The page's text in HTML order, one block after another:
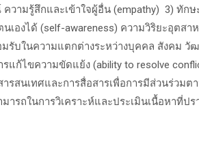
วามรู้สึกและเข้าใจผู้อื่น (empathy) 3) ทักษ
เองได้ (self-awareness) ความวิริยะอุตสา
มรับในความแตกต่างระหว่างบุคคล สังคม วั
รแก้ไขความขัดแย้ง (ability to resolve
รสนเทศและการสื่อสารเพื่อการมีส่วนร่วมต
ารถในการวิเคราะห์และประเมินเนื้อหาที่ป